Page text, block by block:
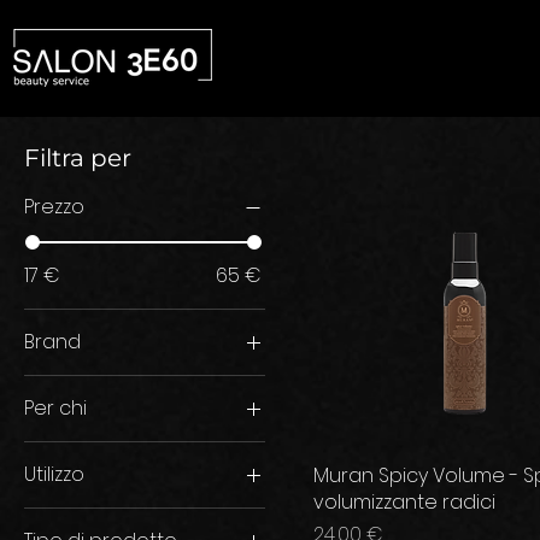
Filtra per
Prezzo
17 € 65 €
Brand
Muràn
Per chi
Donna
Unisex
Utilizzo
Anti-giallo
Muran Spicy Volume -
volumizzante radici
Prezzo